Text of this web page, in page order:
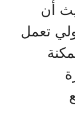
أن
تعمل